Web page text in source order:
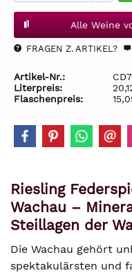
Alle Weine
FRAGEN Z. ARTIKEL?
Artikel-Nr.:
Literpreis:
Flaschenpreis:
Riesling
Wachau –
Steillagen der
Die Wachau gehört
spektakulärsten und